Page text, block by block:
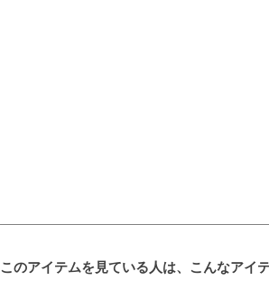
このアイテムを見ている人は、こんなアイ